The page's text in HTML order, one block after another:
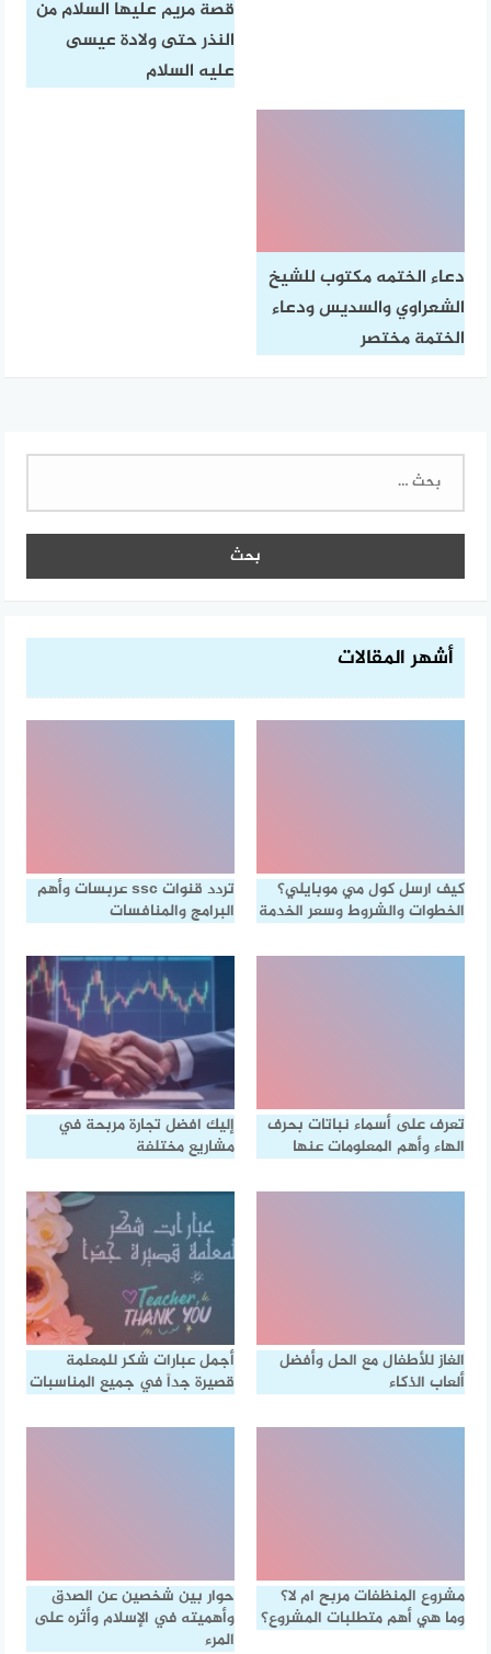
قصة مريم عليها السلام من
النذر حتى ولادة عيسى
عليه السلام
دعاء الختمه مكتوب للشيخ
الشعراوي والسديس ودعاء
الختمة مختصر
البحث
أشهر المقالات
كيف ارسل كول مي موبايلي؟
الخطوات والشروط وسعر الخدمة
تردد قنوات ssc عربسات وأهم
البرامج والمنافسات
تعرف على أسماء نباتات بحرف
الهاء وأهم المعلومات عنها
إليك افضل تجارة مربحة في
مشاريع مختلفة
الغاز للأطفال مع الحل وأفضل
ألعاب الذكاء
أجمل عبارات شكر للمعلمة
قصيرة جداً في جميع المناسبات
مشروع المنظفات مربح ام لا؟
وما هي أهم متطلبات المشروع؟
حوار بين شخصين عن الصدق
وأهميته في الإسلام وأثره على
المرء